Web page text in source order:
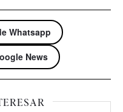
Whatsapp
News